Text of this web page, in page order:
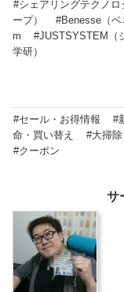
#シェアリングテクノロ
ープ）
#Benesse（ベ
m
#JUSTSYSTEM（
学研）
#セール・お得情報 #
命・買い替え
#大掃除
#クーポン
サ